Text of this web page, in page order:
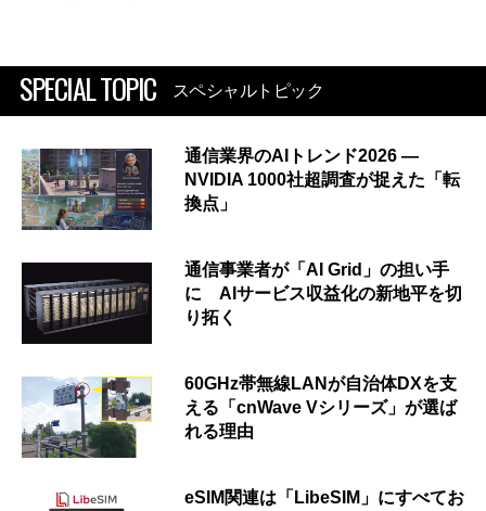
SPECIAL TOPIC スペシャルトピック
通信業界のAIトレンド2026 ―
NVIDIA 1000社超調査が捉えた「転
換点」
通信事業者が「AI Grid」の担い手
に AIサービス収益化の新地平を切
り拓く
60GHz帯無線LANが自治体DXを支
える「cnWave Vシリーズ」が選ば
れる理由
eSIM関連は「LibeSIM」にすべてお